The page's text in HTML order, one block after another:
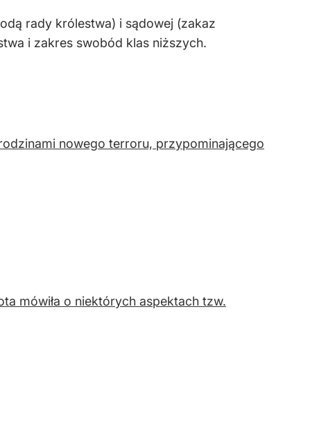
rady królestwa) i sądowej (zakaz
i zakres swobód klas niższych.
nowego terroru, przypominającego
mówiła o niektórych aspektach tzw.